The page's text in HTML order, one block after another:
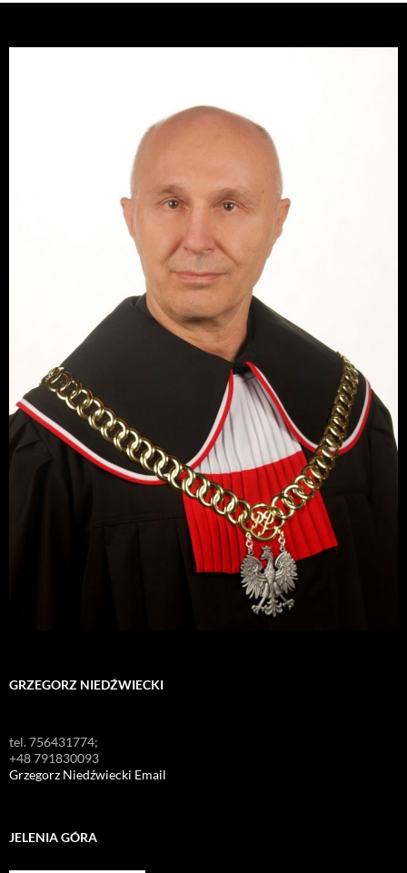
GRZEGORZ NIEDŹWIECKI
tel. 756431774;
+48 791830093
Grzegorz Niedźwiecki Email
JELENIA GÓRA